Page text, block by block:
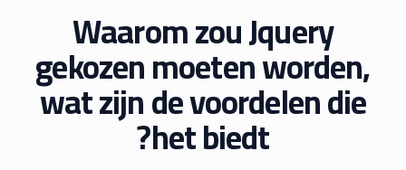
Waarom zou Jquery
gekozen moeten worden,
wat zijn de voordelen die
het biedt?